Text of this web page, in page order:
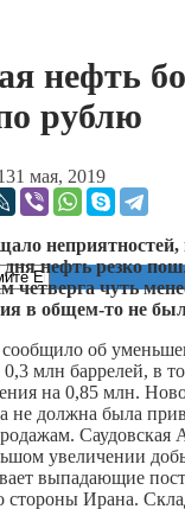
нефть
рублю
31 мая, 2019
неприятностей,
нефть резко
четверга чуть
в общем-то не
об
млн баррелей, в
на 0,85 млн.
не должна была
Саудовская
увеличении
выпадающие
Ирана.